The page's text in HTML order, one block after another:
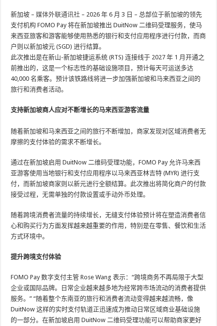
新加坡 –媒体外联通讯社 – 2026 年 6 月 3 日 – 总部位于新加坡的领先
支付机构 FOMO Pay 将在新加坡推出 DuitNow 二维码受理服务，使马
来西亚旅客和游客能够使用熟悉的银行和支付应用程序进行付款，而商
户则以新加坡元 (SGD) 进行结算。
此次推出是在新山-新加坡捷运系统 (RTS) 连接线于 2027 年 1 月开通之
前推出的，这是一个标志性的基础设施项目，预计每天可运送多达
40,000 名乘客。预计该铁路线将进一步加强新加坡和马来西亚之间的
旅行和消费者活动。
支持新加坡商人应对不断增长的马来西亚游客流量
随着新加坡和马来西亚之间的旅行不断增加，商家发现对区域消费者无
摩擦的支付体验的需求不断增长。
通过在新加坡启用 DuitNow 二维码受理功能，FOMO Pay 允许马来西
亚游客使用当地银行和支付应用程序以马来西亚林吉特 (MYR) 进行支
付，而新加坡商家则以新元进行全额结算。此次推出将简化商户的付款
接受过程，无需单独的付款设置或手动外币处理。
随着跨境消费者流量的持续增长，无缝支付体验预计将在塑造消费者信
心和购买行为方面发挥越来越重要的作用，特别是在零售、餐饮和生活
方式环境中。
提升跨境支付体验
FOMO Pay 数字支付主管 Rose Wang 表示：“跨境商务不再局限于大型
企业或国际品牌。日常企业越来越多地为经常跨市场流动的消费者提供
服务。” “随着整个东南亚的旅行和消费者流动变得越来越流畅，像
DuitNow 这样的实时支付轨道正迅速成为推动日常区域商业基础设施
的一部分。在新加坡启用 DuitNow 二维码受理功能可以帮助商家更好